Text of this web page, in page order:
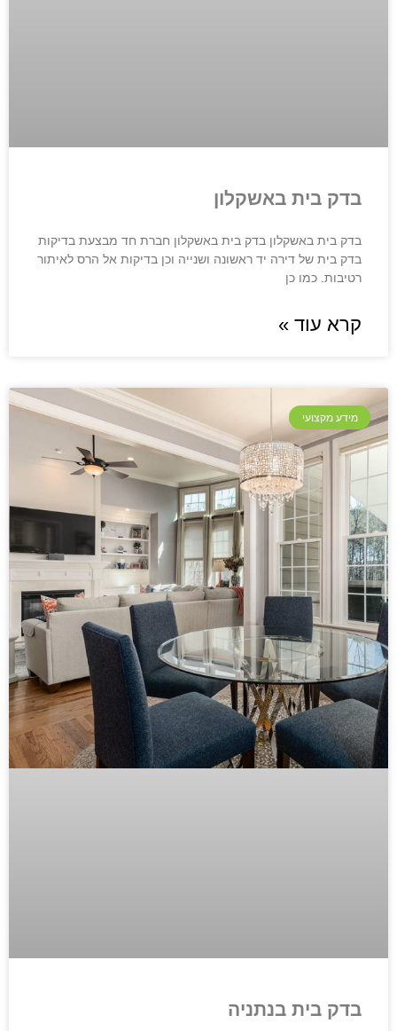
בדק בית באשקלון
בדק בית באשקלון בדק בית באשקלון חברת חד מבצעת בדיקות
בדק בית של דירה יד ראשונה ושנייה וכן בדיקות אל הרס לאיתור
רטיבות. כמו כן
קרא עוד »
מידע מקצועי
בדק בית בנתניה